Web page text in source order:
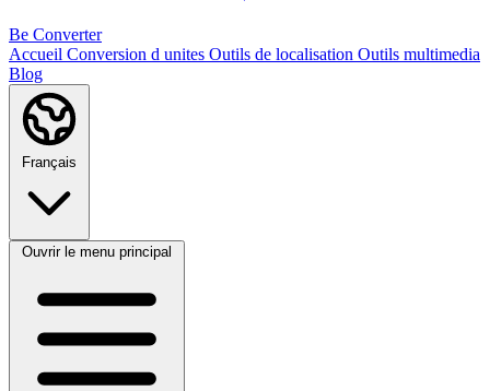
Be Converter
Accueil Conversion d unites Outils de localisation Outils multimedia
Blog
Français
Ouvrir le menu principal